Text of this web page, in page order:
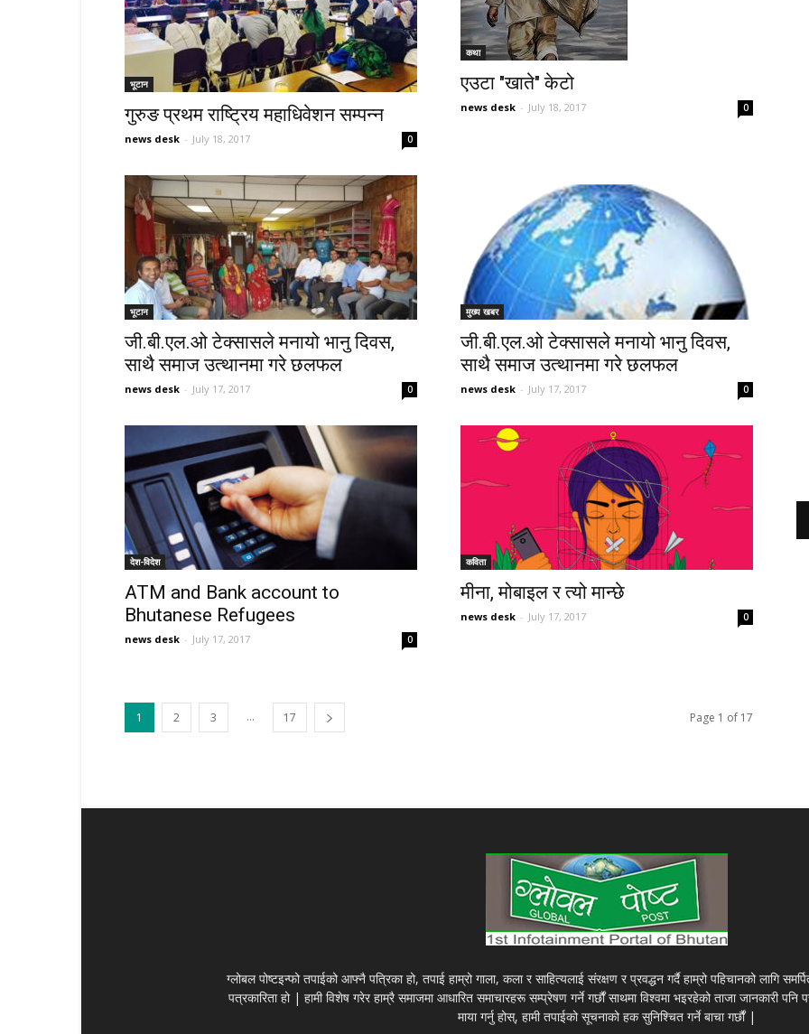
भूटान
गुरुङ प्रथम राष्ट्रिय महाधिवेशन सम्पन्न
news desk - July 18, 2017 0
कथा
एउटा "खाते" केटो
news desk - July 18, 2017 0
भूटान
जी.बी.एल.ओ टेक्सासले मनायो भानु दिवस,
साथै समाज उत्थानमा गरे छलफल
news desk - July 17, 2017 0
मुख्य खबर
जी.बी.एल.ओ टेक्सासले मनायो भानु दिवस,
साथै समाज उत्थानमा गरे छलफल
news desk - July 17, 2017 0
देश-विदेश
ATM and Bank account to
Bhutanese Refugees
news desk - July 17, 2017 0
कविता
मीना, मोबाइल र त्यो मान्छे
news desk - July 17, 2017 0
1 2 3 ... 17 Page 1 of 17
ग्लोबल पोष्टइन्फो तपाईको आफ्नै पत्रिका हो, तपाई हाम्रो गाला, कला र साहित्यलाई संरक्षण र प्रवद्धन गर्दै हाम्रो पहिचानको लागि
पत्रकारिता हो | हामी विशेष गरेर हाम्रै समाजमा आधारित समाचारहरू सम्प्रेषण गर्ने गर्छौं साथमा विश्वमा भइरहेको ताजा जानकारी पनि
माया गर्नु होस्, हामी तपाईको सूचनाको हक सुनिश्चित गर्ने बाचा गर्छौं |